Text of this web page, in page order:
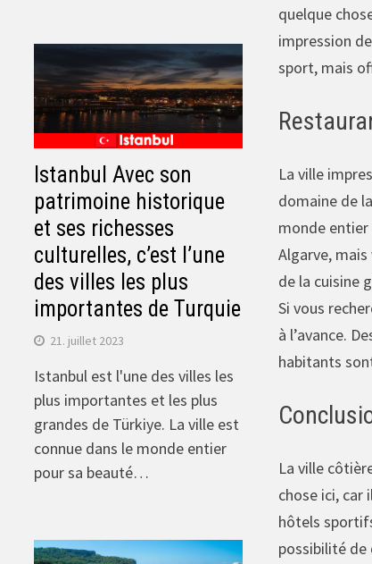
quelque
impression
sport, mais
La ville
domaine de
monde
Algarve,
de la cuisine
Si vous
à l’avance.
habitants
La ville
chose ici,
hôtels
possibilité de
Istanbul Avec son
patrimoine historique
et ses richesses
culturelles, c’est l’une
des villes les plus
importantes de Turquie
21. juillet 2023
Istanbul est l'une des villes les
plus importantes et les plus
grandes de Türkiye. La ville est
connue dans le monde entier
pour sa beauté…